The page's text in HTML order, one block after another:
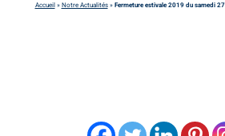
Accueil » Notre Actualités» Fermeture estivale 2019 du samedi